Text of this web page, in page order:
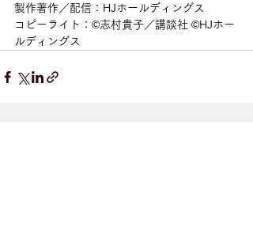
製作著作／配信：HJホールディングス
コピーライト：©志村貴子／講談社 ©HJホー
ルディングス